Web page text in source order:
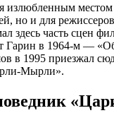
излюбленным местом
но и для
здесь часть сцен
Гарин в 1964-м —
в 1995 приезжал
Мырли».